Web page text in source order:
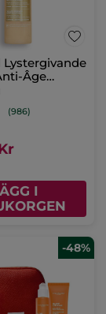
Lystergivande
Âge
(986)
I
-48%